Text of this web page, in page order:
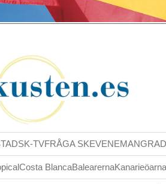
SK-TVFRÅGA SKEVENEMANG
Costa BlancaBalearerna